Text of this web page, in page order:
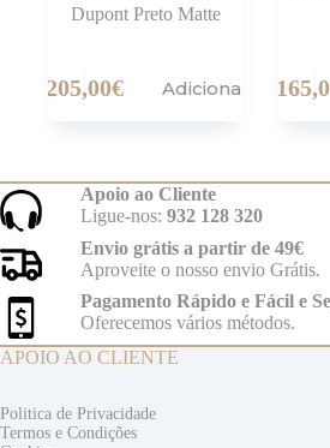
Dupont Preto Matte
205,00€ Adicionar
Apoio ao Cliente
Ligue-nos: 932 128 320
Envio grátis a partir de 49€
Aproveite o nosso envio Grátis.
Pagamento Rápido e Fácil e
Oferecemos vários métodos.
APOIO AO CLIENTE
Politica de Privacidade
Termos e Condições